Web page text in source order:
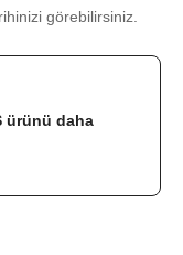
görebilirsiniz.
ürünü daha